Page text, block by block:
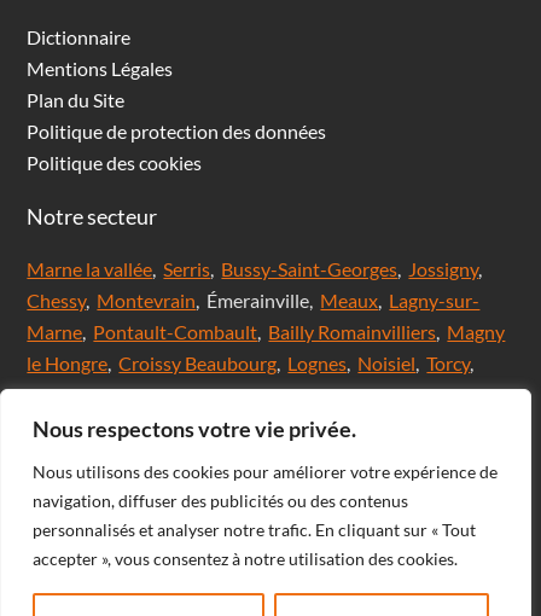
Nous respectons votre vie privée.
Nous utilisons des cookies pour améliorer votre expérience de
navigation, diffuser des publicités ou des contenus
personnalisés et analyser notre trafic. En cliquant sur « Tout
accepter », vous consentez à notre utilisation des cookies.
Dictionnaire
Mentions Légales
Plan du Site
Politique de protection des données
Politique des cookies
Notre secteur
Marne la vallée,Serris, Bussy-Saint-Georges, Jossigny,
Chessy, Montevrain, Émerainville, Meaux, Lagny-sur-
Marne, Pontault-Combault, Bailly Romainvilliers, Magny
le Hongre,Croissy Beaubourg, Lognes, Noisiel,Torcy,
Chanteloup en brie,Saint Thibault des Vignes,Val
d'Europe,Coupvray , Chalifert, Esbly, Thorigny,
Comte, Meaux, Mareuil les Meaux, Nanteuil les Meaux,
Roissy-En-Brie, Champs-sur-Marne, Noisiel, Chelles,